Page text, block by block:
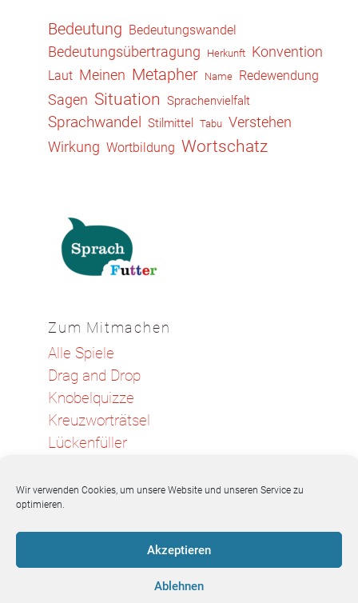
Wir verwenden Cookies, um unsere Website und unseren Service zu
optimieren.
Akzeptieren
Ablehnen
Bedeutung Bedeutungswandel
Bedeutungsübertragung Herkunft Konvention
Laut Meinen Metapher Name Redewendung
Sagen Situation Sprachenvielfalt
Sprachwandel Stilmittel Tabu Verstehen
Wirkung Wortbildung Wortschatz
Zum Mitmachen
Alle Spiele
Drag and Drop
Knobelquizze
Kreuzworträtsel
Lückenfüller
Sortier-Spiel
Wortsuch-Rätsel